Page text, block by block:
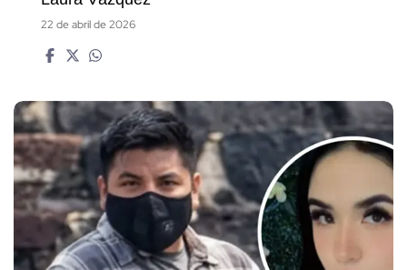
22 de abril de 2026